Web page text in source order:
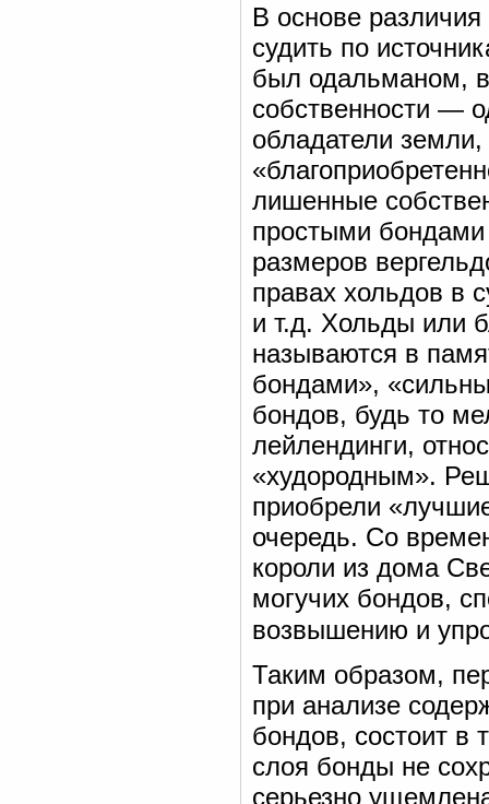
В основе
судить по
был одальманом,
собственности —
обладатели
лишенные
простыми
размеров
правах хольдов в
и т.д. Хольды или
называются в
бондами»,
бондов, будь то
лейлендинги,
«худородным».
приобрели
очередь. Со
короли из дома
могучих бондов,
возвышению и
Таким образом,
при анализе
бондов, состоит в
слоя бонды не
серьезно